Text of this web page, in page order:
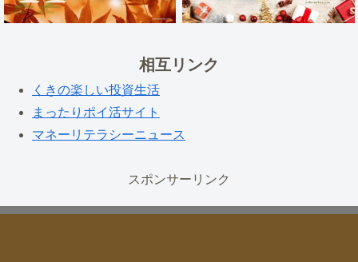
相互リンク
くきの楽しい投資生活
まったりポイ活サイト
マネーリテラシーニュース
スポンサーリンク